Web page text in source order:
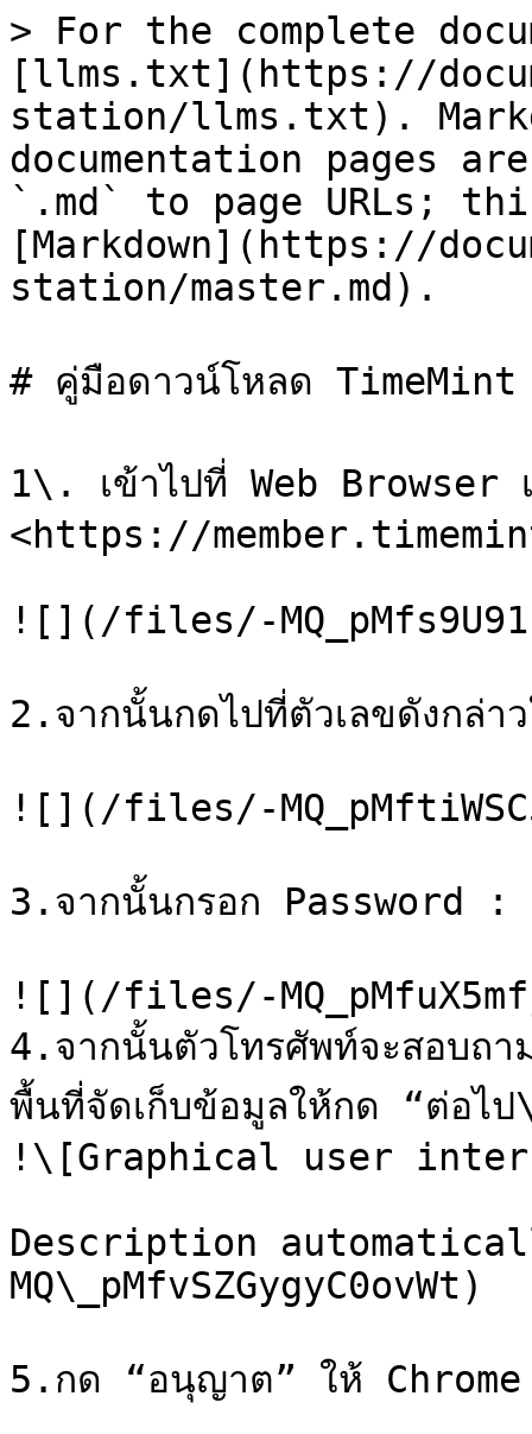
> For the complete
[llms.txt](https://
station/llms.txt).
documentation pages
`.md` to page URLs;
[Markdown](https://
station/master.md).
# คู่มือดาวน์โหลด
1\. เข้าไปที่ Web Browser
<https://
![](/files/-
2.จากนั้นกดไปที่ตัวเลขดังกล่า
![](/files/-
3.จากนั้นกรอก Password :
![](/files/-
4.จากนั้นตัวโทรศัพท์จะสอบถา
พื้นที่จัดเก็บข้อมูลให้กด “ต่อไ
!\[Graphical user
Description
MQ\_pMfvSZGygyC0ovWt)
5.กด “อนุญาต” ให้ Chrome